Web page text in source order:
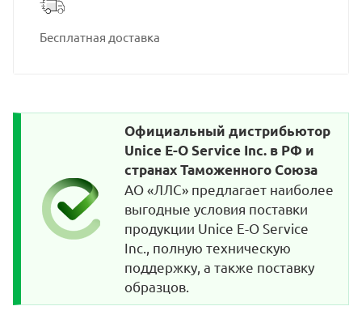
Бесплатная доставка
Официальный дистрибьютор
Unice E-O Service Inc. в РФ и
странах Таможенного Союза
АО «ЛЛС» предлагает наиболее
выгодные условия поставки
продукции Unice E-O Service
Inc., полную техническую
поддержку, а также поставку
образцов.